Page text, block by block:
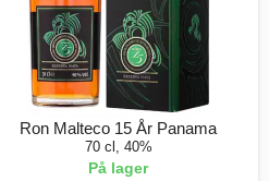
Ron Malteco 15 År Panama
70 cl, 40%
På lager